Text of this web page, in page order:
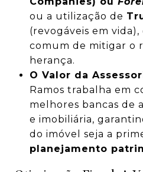
ou a utilização de
(revogáveis em vida),
comum de mitigar o
herança.
O Valor da
Ramos trabalha em
melhores bancas de
e imobiliária,
do imóvel seja a
planejamento